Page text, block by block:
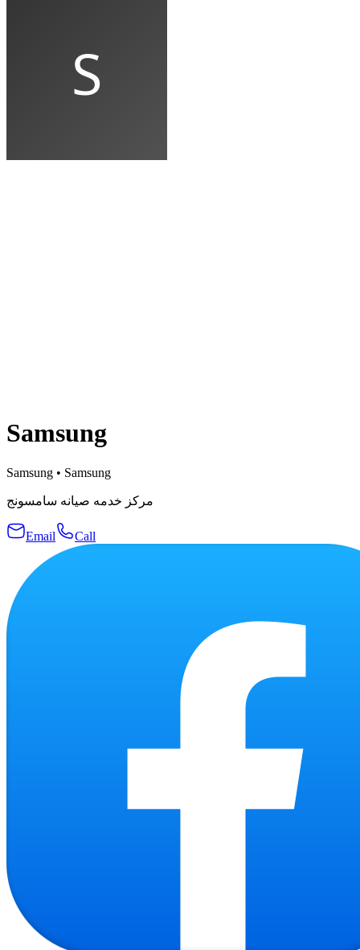
Samsung
Samsung • Samsung
مركز خدمه صيانه سامسونج
Email Call